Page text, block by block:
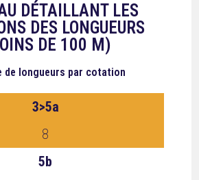
DÉTAILLANT LES
DES LONGUEURS
DE 100 M)
de longueurs par cotation
3>5a
8
5b